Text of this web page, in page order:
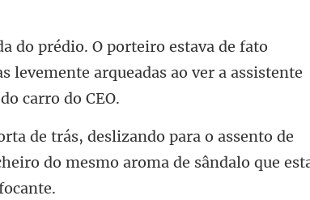
de fato
levemente arqueadas ao v
assento de
do mesmo aro